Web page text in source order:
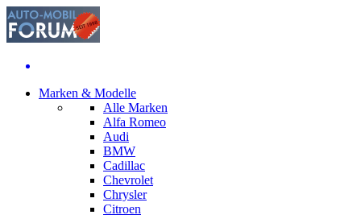
Marken & Modelle
Alle Marken
Alfa Romeo
Audi
BMW
Cadillac
Chevrolet
Chrysler
Citroen